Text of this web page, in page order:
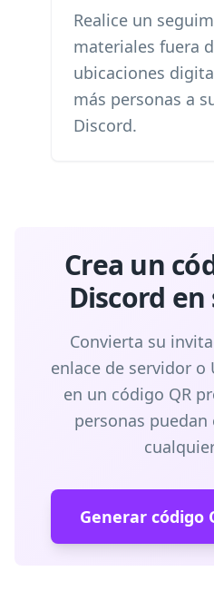
Realice un
materiales fuera
ubicaciones
más personas a
Discord.
Crea un
Discord
Convierta su
enlace de servidor o
en un código QR
personas puedan